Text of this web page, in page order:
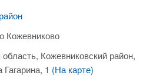
Кожевниково
Кожевниковский район,
1 (На карте)